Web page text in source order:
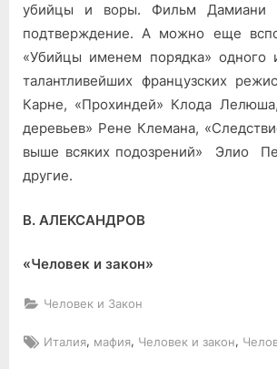
убийцы и воры. Фильм
подтверждение. А можно еще
«Убийцы именем порядка» одного
талантливейших французских
Карне, «Прохиндей» Клода
деревьев» Рене Клемана,
выше всяких подозрений» Элио
другие.
В. АЛЕКСАНДРОВ
«Человек и закон»
Человек и Закон
Tags:
Италия, мафия, Человек и закон,